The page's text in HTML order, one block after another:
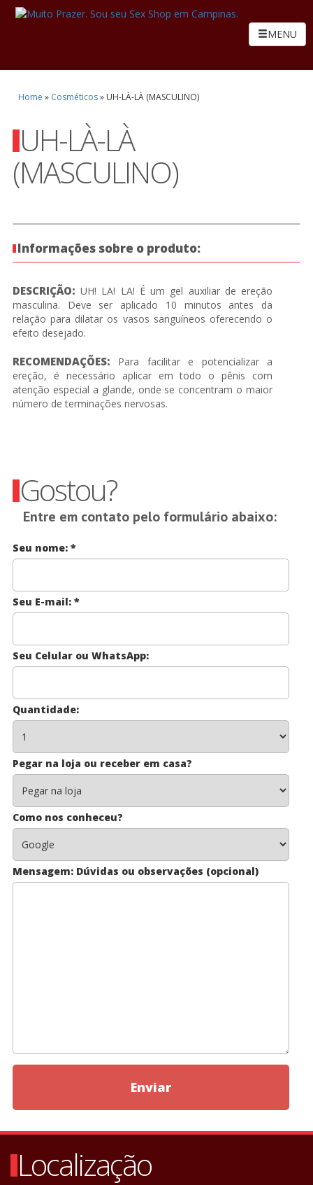
MENU
Home » Cosméticos» UH-LÀ-LÀ (MASCULINO)
UH-LÀ-LÀ
(MASCULINO)
Informações sobre o produto:
DESCRIÇÃO: UH! LA! LA! É um gel auxiliar de ereção
masculina. Deve ser aplicado 10 minutos antes da
relação para dilatar os vasos sanguíneos oferecendo o
efeito desejado.
RECOMENDAÇÕES: Para facilitar e potencializar a
ereção, é necessário aplicar em todo o pênis com
atenção especial a glande, onde se concentram o maior
número de terminações nervosas.
Gostou?
Entre em contato pelo formulário abaixo:
Seu nome: *
Seu E-mail: *
Seu Celular ou WhatsApp:
Quantidade:
Pegar na loja ou receber em casa?
Como nos conheceu?
Mensagem: Dúvidas ou observações (opcional)
Enviar
Localização